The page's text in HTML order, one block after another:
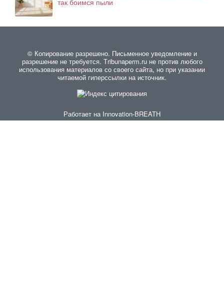
© Копирование разрешено. Письменное уведомление и
разрешение не требуется. Тribunaperm.ru не против любого
использования материалов со своего сайта, но при указании
читаемой гиперссылки на источник.
Работает на Innovation-BREATH